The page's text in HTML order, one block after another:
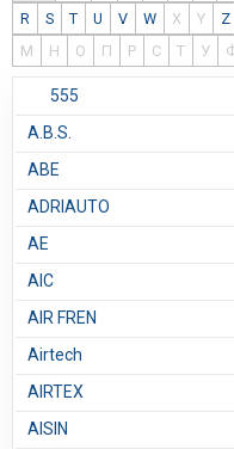
R
S T U V W X Y Z
М
Н О П Р С Т У
555
A.B.S.
ABE
ADRIAUTO
AE
AIC
AIR FREN
Airtech
AIRTEX
AISIN